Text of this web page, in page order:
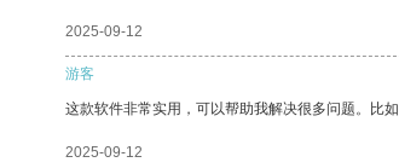
2025-09-12
游客
这款软件非常实用，可以帮助我解决很多问题。比
2025-09-12